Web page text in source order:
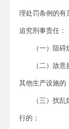
理处罚条例的有
追究刑事责任：
（一）阻
（二）故
其他生产设施的
（三）扰
行的；